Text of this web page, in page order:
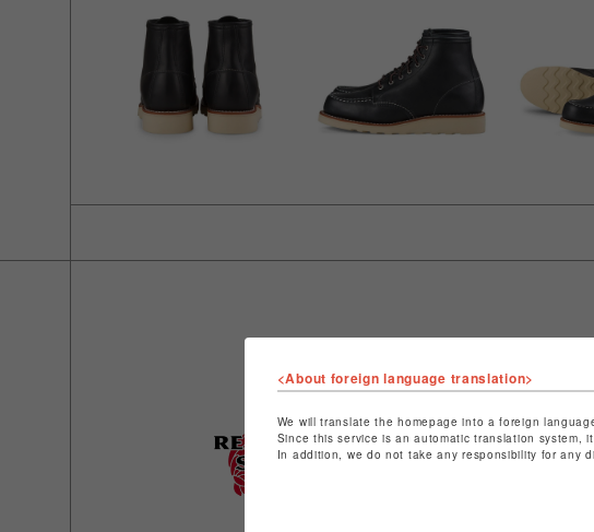
店舗名
ショップお問
<About foreign language translation>
We will translate the homepage into a foreign
Since this service is an automatic translation
In addition, we do not take any responsibility for any